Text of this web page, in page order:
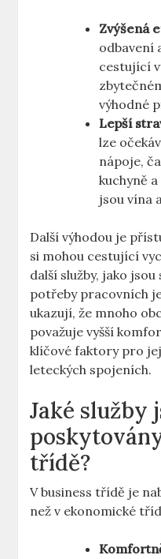
Zvýšená
odbavení
cestující
výhodné
Lepší
lze
nápoje,
kuchyně
jsou vína
Další výhodou je
si mohou cestující
další služby, jako
potřeby pracovních
ukazují, že mnoho
považuje vyšší
klíčové faktory pro
leteckých spojeních.
Jaké služby
třídě?
V business třídě je
než v ekonomické